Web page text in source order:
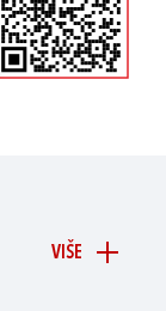
VIŠE